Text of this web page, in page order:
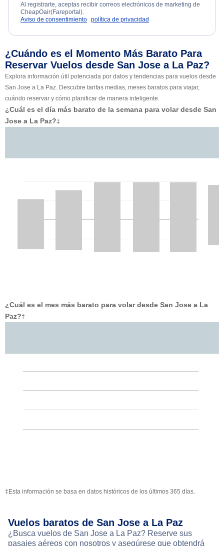
Al registrarte, aceptas recibir correos electrónicos de marketing de
CheapOair(Fareportal).
Aviso de consentimiento política de privacidad
¿Cuándo es el Momento Más Barato Para
Reservar Vuelos desde San Jose a La Paz?
Explora información útil potenciada por datos y tendencias para vuelos desde
San Jose a La Paz. Descubre tarifas medias, meses baratos para viajar,
cuándo reservar y cómo planificar de manera inteligente.
¿Cuál es el día más barato de la semana para volar desde San
Jose a La Paz?‡
¿Cuál es el mes más barato para volar desde San Jose a La
Paz?‡
‡Esta información se basa en datos históricos de los últimos 365 días.
Vuelos baratos de San Jose a La Paz
¿Busca vuelos de San Jose a La Paz? Reserve sus
pasajes aéreos con nosotros y asegúrese que obtendrá